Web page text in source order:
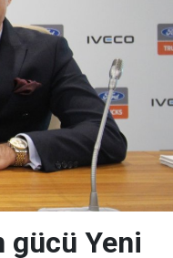
gücü Yeni